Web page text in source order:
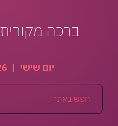
ברכה מקורית
יום שישי |